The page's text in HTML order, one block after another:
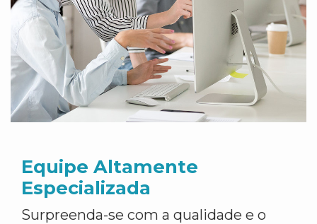
Equipe Altamente
Especializada
Surpreenda-se com a qualidade e o